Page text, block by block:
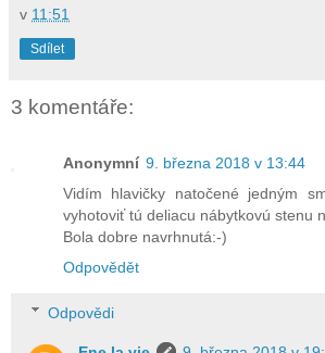
v 11:51
Sdílet
3 komentáře:
Anonymní 9. března 2018 v 13:44
Vidím hlavičky natočené jedným
vyhotoviť tú deliacu nábytkovú stenu
Bola dobre navrhnutá:-)
Odpovědět
Odpovědi